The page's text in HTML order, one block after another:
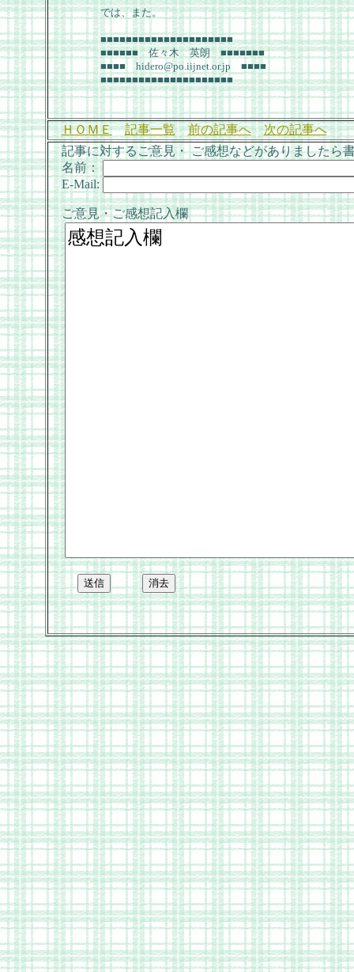
では、また。
■■■■■■■■■■■■■■■■■■■■■
■■■■■■ 佐々木 英朗 ■■■■■■■
■■■■ hidero@po.iijnet.or.jp ■■■■
■■■■■■■■■■■■■■■■■■■■■
ＨＯＭＥ 記事一覧 前の記事へ
次の記事へ
記事に対するご意見・ ご感想などがありましたら
名前：
E-Mail:
ご意見・ご感想記入欄